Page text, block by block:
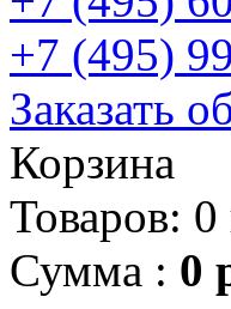
+7 (495)
Заказать
Корзина
Товаров:
Сумма : 0